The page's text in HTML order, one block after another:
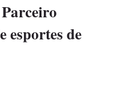
esportes de